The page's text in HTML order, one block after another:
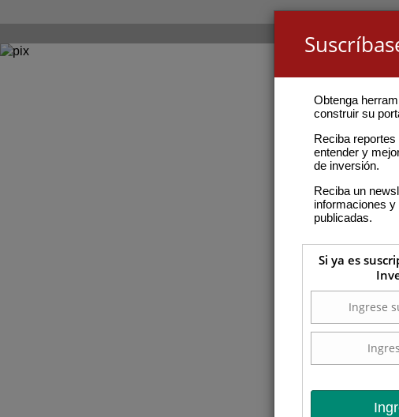
Obtenga
construir su
Reciba
entender y
de inversión.
Reciba un
informaciones
publicadas.
Si ya es